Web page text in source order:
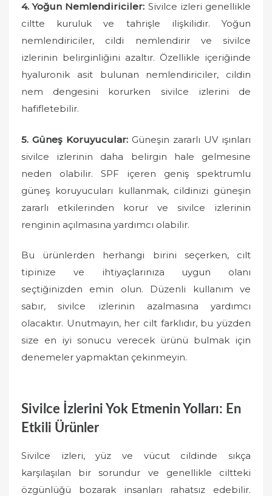
4. Yoğun Nemlendiriciler: Sivilce izleri genellikle
ciltte kuruluk ve tahrişle ilişkilidir. Yoğun
nemlendiriciler, cildi nemlendirir ve sivilce
izlerinin belirginliğini azaltır. Özellikle içeriğinde
hyaluronik asit bulunan nemlendiriciler, cildin
nem dengesini korurken sivilce izlerini de
hafifletebilir.
5. Güneş Koruyucular: Güneşin zararlı UV ışınları
sivilce izlerinin daha belirgin hale gelmesine
neden olabilir. SPF içeren geniş spektrumlu
güneş koruyucuları kullanmak, cildinizi güneşin
zararlı etkilerinden korur ve sivilce izlerinin
renginin açılmasına yardımcı olabilir.
Bu ürünlerden herhangi birini seçerken, cilt
tipinize ve ihtiyaçlarınıza uygun olanı
seçtiğinizden emin olun. Düzenli kullanım ve
sabır, sivilce izlerinin azalmasına yardımcı
olacaktır. Unutmayın, her cilt farklıdır, bu yüzden
size en iyi sonucu verecek ürünü bulmak için
denemeler yapmaktan çekinmeyin.
Sivilce İzlerini Yok Etmenin Yolları: En
Etkili Ürünler
Sivilce izleri, yüz ve vücut cildinde sıkça
karşılaşılan bir sorundur ve genellikle ciltteki
özgünlüğü bozarak insanları rahatsız edebilir.